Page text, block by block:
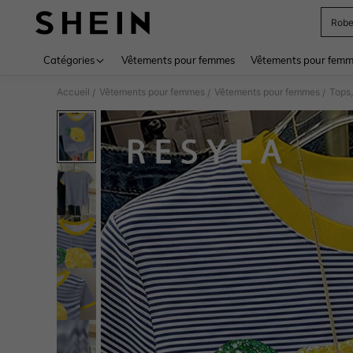
Robe
Catégories Vêtements pour femmes Vêtements pour
Accueil / Vêtements pour femmes / Vêtements pour femmes /